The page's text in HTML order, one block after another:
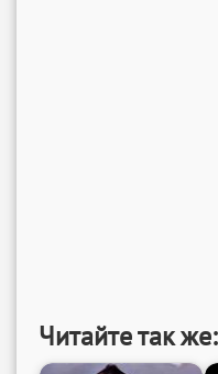
Читайте так же: